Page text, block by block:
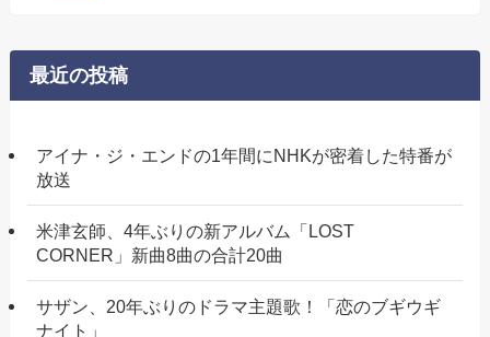
最近の投稿
アイナ・ジ・エンドの1年間にNHKが密着した特番が
放送
米津玄師、4年ぶりの新アルバム「LOST
CORNER」新曲8曲の合計20曲
サザン、20年ぶりのドラマ主題歌！「恋のブギウギ
ナイト」